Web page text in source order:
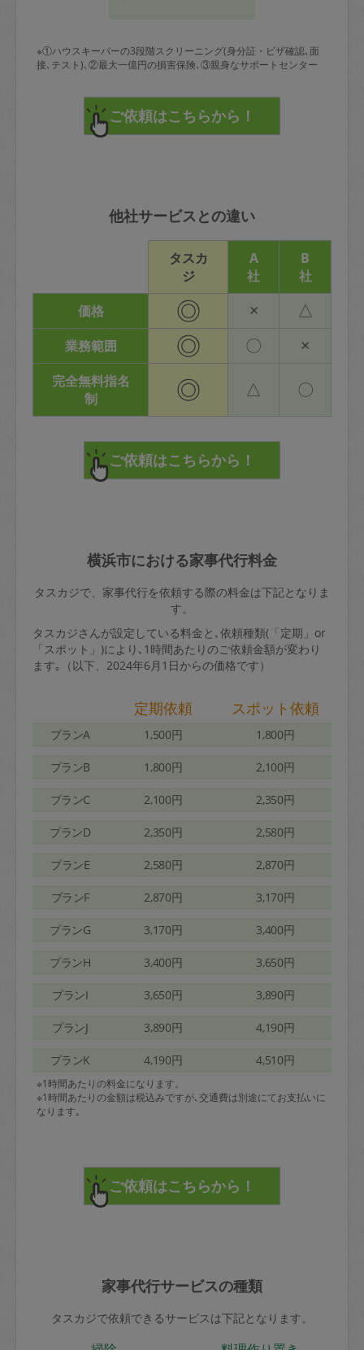
※①ハウスキーパーの3段階スクリーニング(身分証・ビザ確認､面
接､テスト)､②最大一億円の損害保険､③親身なサポートセンター
他社サービスとの違い
タスカ
ジ
A
社
B
社
価格
◎ × △
業務範囲 ◎ 〇 ×
完全無料指名
制
◎ △ 〇
横浜市における家事代行料金
タスカジで、家事代行を依頼する際の料金は下記となりま
す。
タスカジさんが設定している料金と､依頼種類(「定期」or
「スポット」)により､1時間あたりのご依頼金額が変わり
ます｡（以下、2024年6月1日からの価格です）
定期依頼 スポット依頼
プランA 1,500円 1,800円
プランB 1,800円 2,100円
プランC 2,100円 2,350円
プランD 2,350円 2,580円
プランE 2,580円 2,870円
プランF 2,870円 3,170円
プランG 3,170円 3,400円
プランH 3,400円 3,650円
プランI 3,650円 3,890円
プランJ 3,890円 4,190円
プランK 4,190円 4,510円
※1時間あたりの料金になります。
※1時間あたりの金額は税込みですが､交通費は別途にてお支払いに
なります｡
家事代行サービスの種類
タスカジで依頼できるサービスは下記となります。